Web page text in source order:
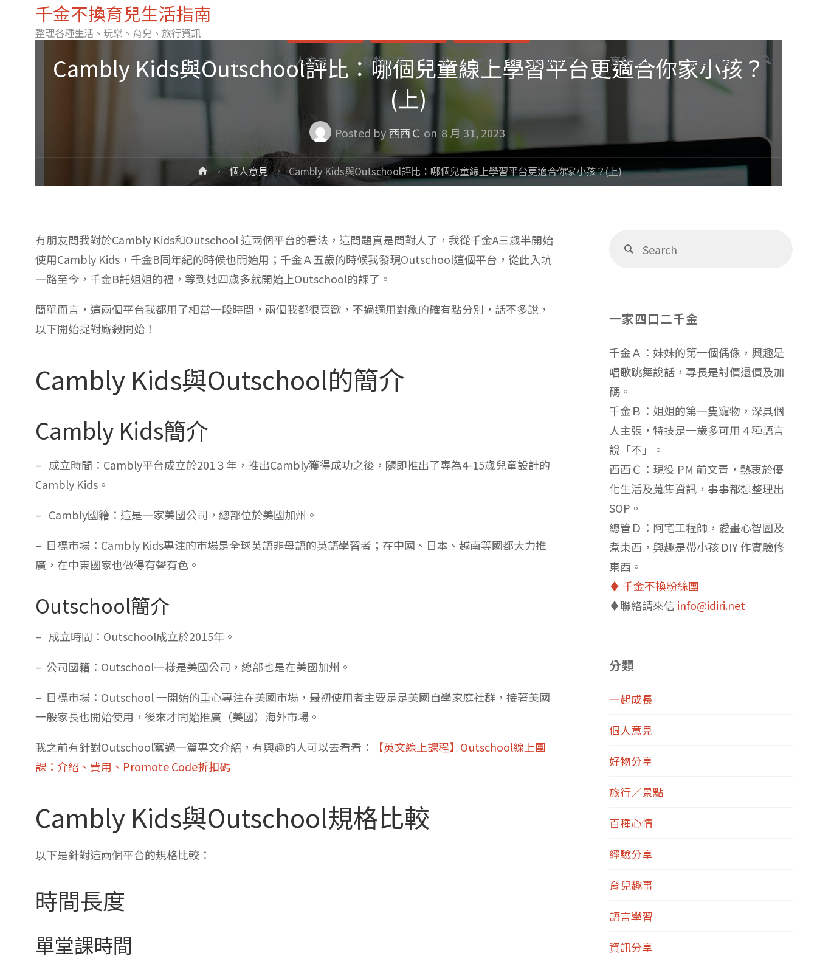
千金不換育兒生活指南
整理各種生活、玩樂、育兒、旅行資訊
Skip
一起成長 個人意見 好物分享 旅行／景點 經驗分享 育兒趣事 語言學習
Cambly Kids與Outschool評比：哪個兒童線上學習平台更適合你家小孩？
(上)
Posted by 西西Ｃ on 8 月 31, 2023
Home個人意見 Cambly Kids與Outschool評比：哪個兒童線上學習平台更適合你家小孩？(上)
有朋友問我對於Cambly Kids和Outschool 這兩個平台的看法，這問題真是問對人了，我從千金A三歲半開始
使用Cambly Kids，千金B同年紀的時候也開始用；千金Ａ五歲的時候我發現Outschool這個平台，從此入坑
一路至今，千金B託姐姐的福，等到她四歲多就開始上Outschool的課了。
簡單而言，這兩個平台我都用了相當一段時間，兩個我都很喜歡，不過適用對象的確有點分別，話不多說，
以下開始捉對廝殺開始！
Cambly Kids與Outschool的簡介
Cambly Kids簡介
– 成立時間：Cambly平台成立於201３年，推出Cambly獲得成功之後，隨即推出了專為4-15歲兒童設計的
Cambly Kids。
– Cambly國籍：這是一家美國公司，總部位於美國加州。
– 目標市場：Cambly Kids專注的市場是全球英語非母語的英語學習者；在中國、日本、越南等國都大力推
廣，在中東國家也做得有聲有色。
Outschool簡介
– 成立時間：Outschool成立於2015年。
– 公司國籍：Outschool一樣是美國公司，總部也是在美國加州。
– 目標市場：Outschool 一開始的重心專注在美國市場，最初使用者主要是是美國自學家庭社群，接著美國
一般家長也開始使用，後來才開始推廣（美國）海外市場。
我之前有針對Outschool寫過一篇專文介紹，有興趣的人可以去看看：
【英文線上課程】Outschool線上團
課：介紹、費用、Promote Code折扣碼
Cambly Kids與Outschool規格比較
以下是針對這兩個平台的規格比較：
時間長度
單堂課時間
Search
一家四口二千金
千金Ａ：妹妹的第一個偶像，興趣是
唱歌跳舞說話，專長是討價還價及加
碼。
千金Ｂ：姐姐的第一隻寵物，深具個
人主張，特技是一歲多可用 4 種語言
說「不」。
西西Ｃ：現役 PM 前文青，熱衷於優
化生活及蒐集資訊，事事都想整理出
SOP。
總管Ｄ：阿宅工程師，愛畫心智圖及
煮東西，興趣是帶小孩 DIY 作實驗修
東西。
♦️ 千金不換粉絲團
♦️聯絡請來信 info@idiri.net
分類
一起成長
個人意見
好物分享
旅行／景點
百種心情
經驗分享
育兒趣事
語言學習
資訊分享